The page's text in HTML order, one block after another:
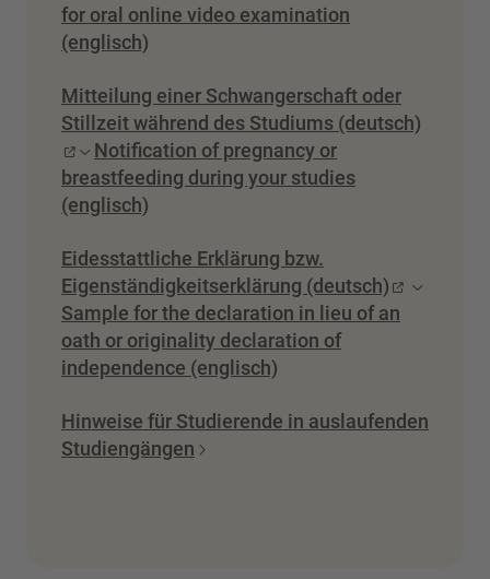
for oral online video examination
(englisch)
Mitteilung einer Schwangerschaft oder
Stillzeit während des Studiums (deutsch)
Notification of pregnancy or
breastfeeding during your studies
(englisch)
Eidesstattliche Erklärung bzw.
Eigenständigkeitserklärung (deutsch)
Sample for the declaration in lieu of an
oath or originality declaration of
independence (englisch)
Hinweise für Studierende in auslaufenden
Studiengängen